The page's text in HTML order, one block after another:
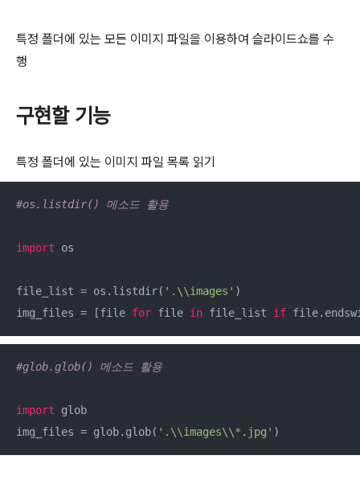
특정 폴더에 있는 모든 이미지 파일을 이용하여 슬라이드쇼를 수
행
구현할 기능
특정 폴더에 있는 이미지 파일 목록 읽기
#os.listdir() 메소드 활용
import os
file_list = os.listdir( '.\\images' )
img_files = [file for file in file_list if
#glob.glob() 메소드 활용
import glob
img_files = glob.glob( '.\\images\\*.jpg' )